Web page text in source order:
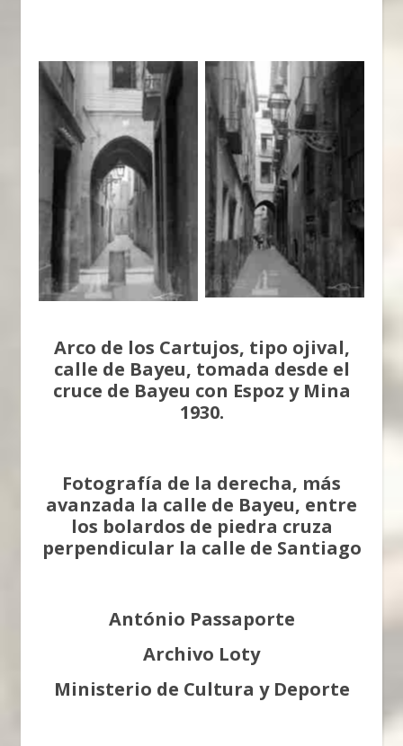
No Caption No Caption
Arco de los Cartujos, tipo ojival,
calle de Bayeu, tomada desde el
cruce de Bayeu con Espoz y Mina
1930.
Fotografía de la derecha, más
avanzada la calle de Bayeu, entre
los bolardos de piedra cruza
perpendicular la calle de Santiago
António Passaporte
Archivo Loty
Ministerio de Cultura y Deporte